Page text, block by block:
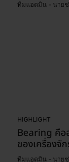
ทีมแอดมิน - นายช่
HIGHLIGHT
Bearing คือ
ของเครื่องจั
ทีมแอดมิน - นายช่